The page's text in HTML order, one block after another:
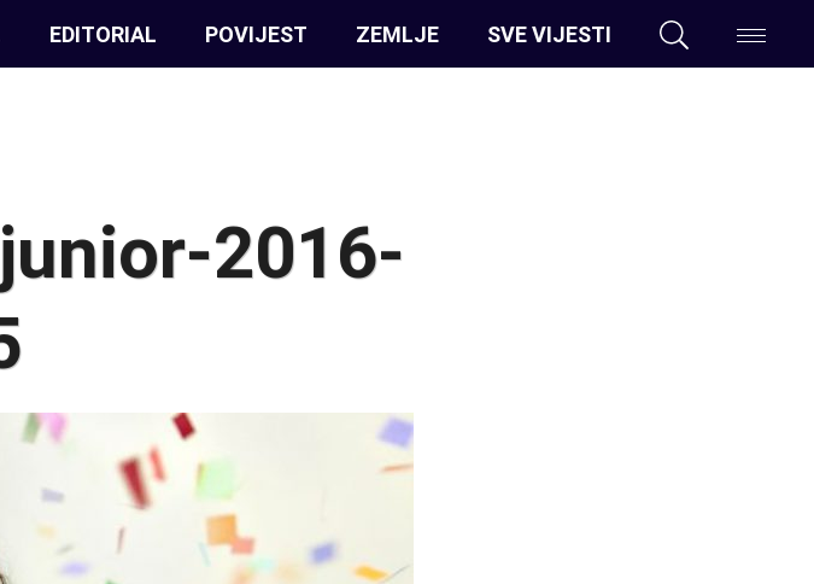
EDITORIAL POVIJEST ZEMLJE SVE VIJESTI
2016-